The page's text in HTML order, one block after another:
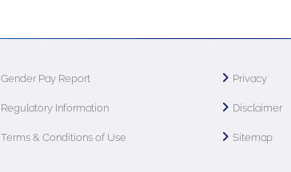
Gender Pay Report
Regulatory Information
Terms & Conditions of Use
Privacy
Disclaimer
Sitemap